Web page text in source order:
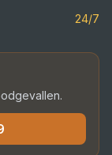
24/7